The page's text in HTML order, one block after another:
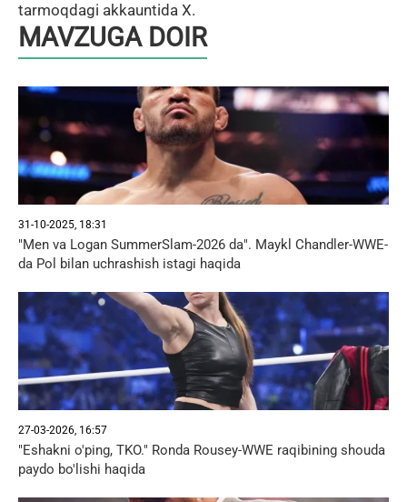
tarmoqdagi akkauntida X.
MAVZUGA DOIR
31-10-2025, 18:31
"Men va Logan SummerSlam-2026 da". Maykl Chandler-WWE-
da Pol bilan uchrashish istagi haqida
27-03-2026, 16:57
"Eshakni o'ping, TKO." Ronda Rousey-WWE raqibining shouda
paydo bo'lishi haqida